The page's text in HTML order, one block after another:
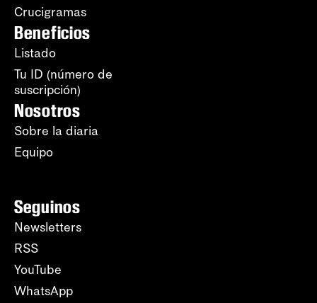
Crucigramas
Beneficios
Listado
Tu ID (número de
suscripción)
Nosotros
Sobre la diaria
Equipo
Seguinos
Newsletters
RSS
YouTube
WhatsApp